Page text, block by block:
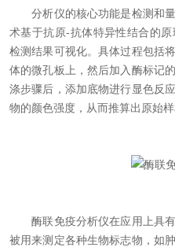
分析仪的核心功能是检测和量
术基于抗原-抗体特异性结合的
检测结果可视化。具体过程包括
体的微孔板上，然后加入酶标记
涤步骤后，添加底物进行显色反
物的颜色强度，从而推算出原始样
酶联免疫分析仪在应用上具有
被用来测定各种生物标志物，如